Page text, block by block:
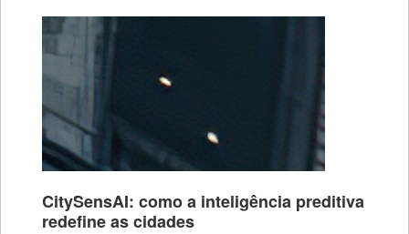
CitySensAI: como a inteligência preditiva
redefine as cidades